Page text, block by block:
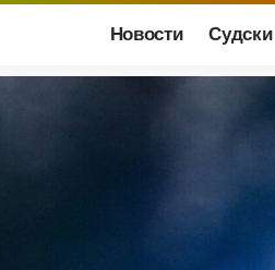
Новости Судски